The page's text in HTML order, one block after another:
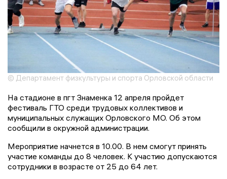
© Департамент физкультуры и спорта Орловской области
На стадионе в пгт Знаменка 12 апреля пройдет
фестиваль ГТО среди трудовых коллективов и
муниципальных служащих Орловского МО. Об этом
сообщили в окружной администрации.
Мероприятие начнется в 10.00. В нем смогут принять
участие команды до 8 человек. К участию допускаются
сотрудники в возрасте от 25 до 64 лет.